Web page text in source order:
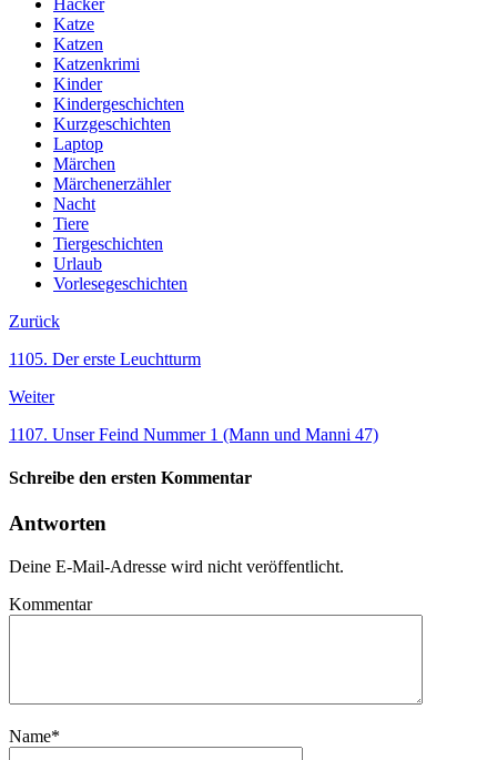
Katze
Katzen
Katzenkrimi
Kinder
Kindergeschichten
Kurzgeschichten
Laptop
Märchen
Märchenerzähler
Nacht
Tiere
Tiergeschichten
Urlaub
Vorlesegeschichten
Zurück
1105. Der erste Leuchtturm
Weiter
1107. Unser Feind Nummer 1 (Mann und Manni 47)
Schreibe den ersten Kommentar
Antworten
Deine E-Mail-Adresse wird nicht veröffentlicht.
Kommentar
Name*